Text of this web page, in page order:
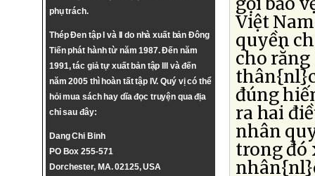
phụ trách.
Thép Đen tập I và II do nhà xuất bản Đông
Tiến phát hành từ năm 1987. Đến năm
1991, tác giả tự xuất bản tập III và đến
năm 2005 thì hoàn tất tập IV. Quý vị có thể
hỏi mua sách hay dĩa đọc truyện qua địa
chỉ sau đây:
Dang Chi Binh
PO Box 255-571
Dorchester, MA. 02125, USA
Việt
quyền
cho
đúng
ra hai
nhân
trong đó